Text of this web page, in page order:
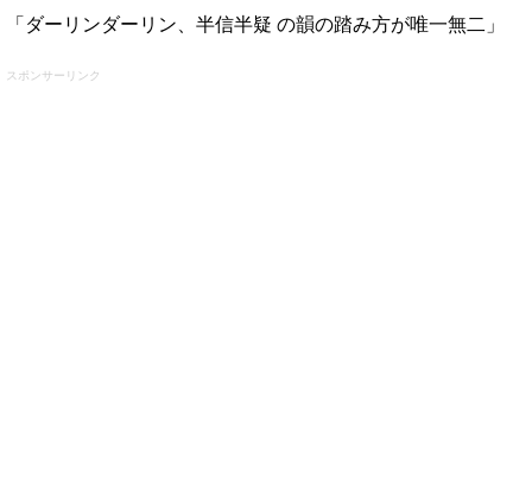
「ダーリンダーリン、半信半疑 の韻の踏み方が唯一無二」
スポンサーリンク